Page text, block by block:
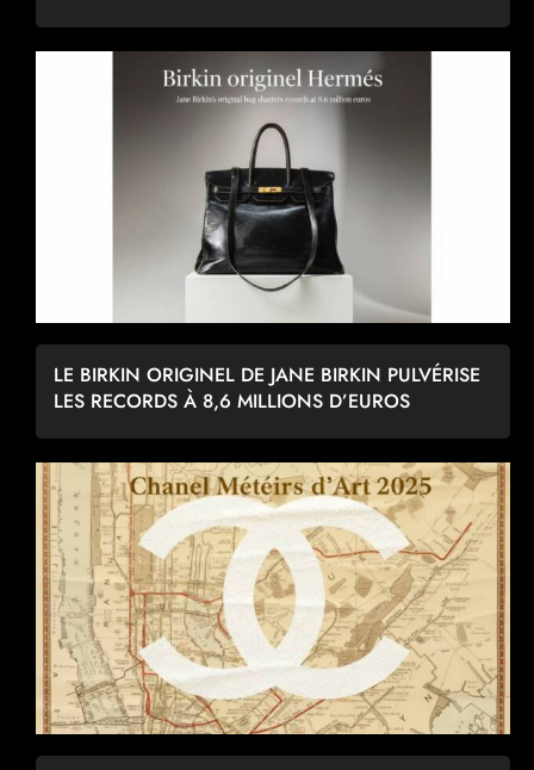
LE BIRKIN ORIGINEL DE JANE BIRKIN PULVÉRISE
LES RECORDS À 8,6 MILLIONS D’EUROS